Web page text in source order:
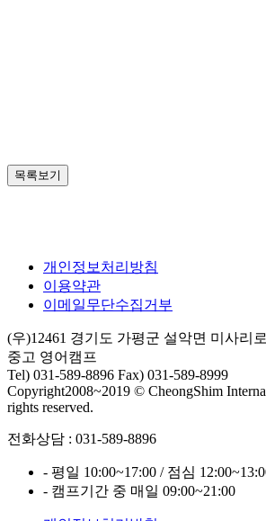
목록보기
개인정보처리방침
이용약관
이메일무단수집거부
(우)12461 경기도 가평군 설악면 미사리
중고 영어캠프
Tel) 031-589-8896 Fax) 031-589-8999
Copyright2008~2019 © CheongShim
rights reserved.
전화상담 : 031-589-8896
- 평일 10:00~17:00 / 점심
- 캠프기간 중 매일 09:00~21:00